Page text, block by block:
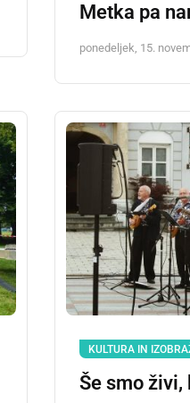
Metka pa
ponedeljek, 15.
KULTURA IN
Še smo